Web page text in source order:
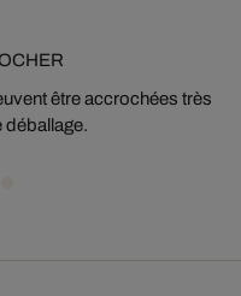
être accrochées très
déballage.